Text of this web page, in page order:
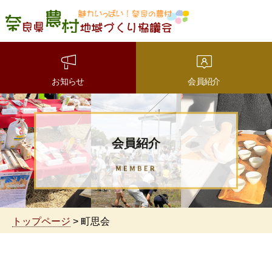
魅力いっぱい！奈良の農
村 奈良県農村地域づくり
お知らせ 会員紹介
会員紹介
トップページ > 町思会